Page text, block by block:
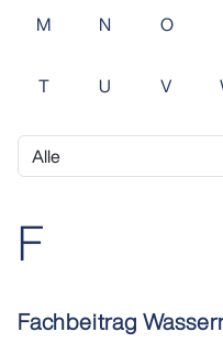
M N O
T U V
F
Fachbeitrag